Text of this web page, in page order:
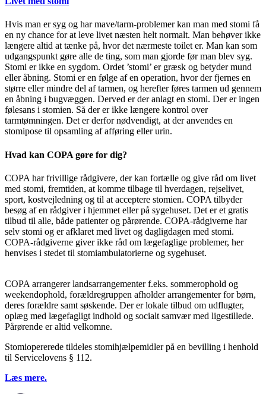
Hvis man er syg og har mave/tarm-problemer kan man med stomi få
en ny chance for at leve livet næsten helt normalt. Man behøver ikke
længere altid at tænke på, hvor det nærmeste toilet er. Man kan som
udgangspunkt gøre alle de ting, som man gjorde før man blev syg.
Stomi er ikke en sygdom. Ordet ’stomi’ er græsk og betyder mund
eller åbning. Stomi er en følge af en operation, hvor der fjernes en
større eller mindre del af tarmen, og herefter føres tarmen ud gennem
en åbning i bugvæggen. Derved er der anlagt en stomi. Der er ingen
følesans i stomien. Så der er ikke længere kontrol over
tarmtømningen. Det er derfor nødvendigt, at der anvendes en
stomipose til opsamling af afføring eller urin.
Hvad kan COPA gøre for dig?
COPA har frivillige rådgivere, der kan fortælle og give råd om livet
med stomi, fremtiden, at komme tilbage til hverdagen, rejselivet,
sport, kostvejledning og til at acceptere stomien. COPA tilbyder
besøg af en rådgiver i hjemmet eller på sygehuset. Det er et gratis
tilbud til alle, både patienter og pårørende. COPA-rådgiverne har
selv stomi og er afklaret med livet og dagligdagen med stomi.
COPA-rådgiverne giver ikke råd om lægefaglige problemer, her
henvises i stedet til stomiambulatorierne og sygehuset.
COPA arrangerer landsarrangementer f.eks. sommerophold og
weekendophold, forældregruppen afholder arrangementer for børn,
deres forældre samt søskende. Der er lokale tilbud om udflugter,
oplæg med lægefagligt indhold og socialt samvær med ligestillede.
Pårørende er altid velkomne.
Stomiopererede tildeles stomihjælpemidler på en bevilling i henhold
til Servicelovens § 112.
Læs mere.